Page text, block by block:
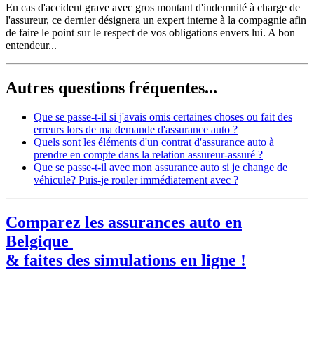
En cas d'accident grave avec gros montant d'indemnité à charge de
l'assureur, ce dernier désignera un expert interne à la compagnie afin
de faire le point sur le respect de vos obligations envers lui. A bon
entendeur...
Autres questions fréquentes...
Que se passe-t-il si j'avais omis certaines choses ou fait des
erreurs lors de ma demande d'assurance auto ?
Quels sont les éléments d'un contrat d'assurance auto à
prendre en compte dans la relation assureur-assuré ?
Que se passe-t-il avec mon assurance auto si je change de
véhicule? Puis-je rouler immédiatement avec ?
Comparez les assurances auto en
Belgique
& faites des simulations en ligne !